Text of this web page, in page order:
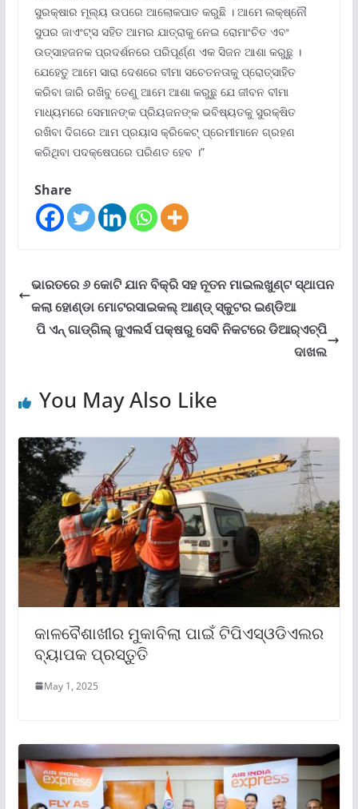
ସୁରକ୍ଷାର ମୂଲ୍ୟ ଉପରେ ଆଲୋକପାତ କରୁଛି । ଆମେ ଲକ୍ଷ୍ନୌ
ସୁପର ଜାଏଂଟ୍‌ସ ସହିତ ଆମର ଯାତ୍ରାକୁ ନେଇ ରୋମାଂଚିତ ଏବଂ
ଉତ୍ସାହଜନକ ପ୍ରଦର୍ଶନରେ ପରିପୂର୍ଣ୍ଣ ଏକ ସିଜନ ଆଶା କରୁଛୁ ।
ଯେହେତୁ ଆମେ ସାରା ଦେଶରେ ବୀମା ସଚେତନତାକୁ ପ୍ରୋତ୍ସାହିତ
କରିବା ଜାରି ରଖିବୁ ତେଣୁ ଆମେ ଆଶା କରୁଛୁ ଯେ ଜୀବନ ବୀମା
ମାଧ୍ୟମରେ ସେମାନଙ୍କ ପ୍ରିୟଜନଙ୍କ ଭବିଷ୍ୟତକୁ ସୁରକ୍ଷିତ
ରଖିବା ଦିଗରେ ଆମ ପ୍ରୟାସ କ୍ରିକେଟ୍ ପ୍ରେମୀମାନେ ଗ୍ରହଣ
କରିଥିବା ପଦକ୍ଷେପରେ ପରିଣତ ହେବ ।”
Share
ଭାରତରେ ୬ କୋଟି ଯାନ ବିକ୍ରି ସହ ନୂତନ ମାଇଲଖୁଣ୍ଟ ସ୍ଥାପନ
କଲା ହୋଣ୍ଡା ମୋଟରସାଇକଲ୍ ଆଣ୍ଡ୍ ସ୍କୁଟର ଇଣ୍ଡିଆ
ପି ଏନ୍ ଗାଡ୍‌ଗିଲ୍ ଜୁଏଲର୍ସ ପକ୍ଷରୁ ସେବି ନିକଟରେ ଡିଆର୍‌ଏଚ୍‌ପି
ଦାଖଲ
You May Also Like
କାଳବୈଶାଖୀର ମୁକାବିଲା ପାଇଁ ଟିପିଏସ୍ଓଡିଏଲର
ବ୍ୟାପକ ପ୍ରସ୍ତୁତି
May 1, 2025